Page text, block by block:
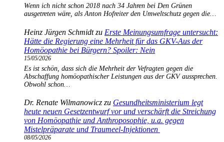
Wenn ich nicht schon 2018 nach 34 Jahren bei Den Grünen
ausgetreten wäre, als Anton Hofreiter den Umweltschutz gegen die…
Heinz Jürgen Schmidtzu Erste Meinungsumfrage untersucht:
Hätte die Regierung eine Mehrheit für das GKV-Aus der
Homöopathie bei Bürgern? Spoiler: Nein
15/05/2026
Es ist schön, dass sich die Mehrheit der Vefragten gegen die
Abschaffung homöopathischer Leistungen aus der GKV aussprechen.
Obwohl schon…
Dr. Renate Wilmanowicz zu Gesundheitsministerium legt
heute neuen Gesetzentwurf vor und verschärft die Streichung
von Homöopathie und Anthroposophie, u.a. gegen
Mistelpräparate und Traumeel-Injektionen
08/05/2026